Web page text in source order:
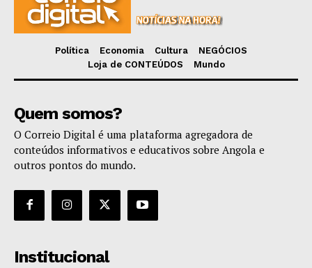
Política Economia Cultura
NEGÓCIOS
Loja de CONTEÚDOS
Mundo
Quem somos?
O Correio Digital é uma plataforma agregadora de
conteúdos informativos e educativos sobre Angola e
outros pontos do mundo.
Institucional